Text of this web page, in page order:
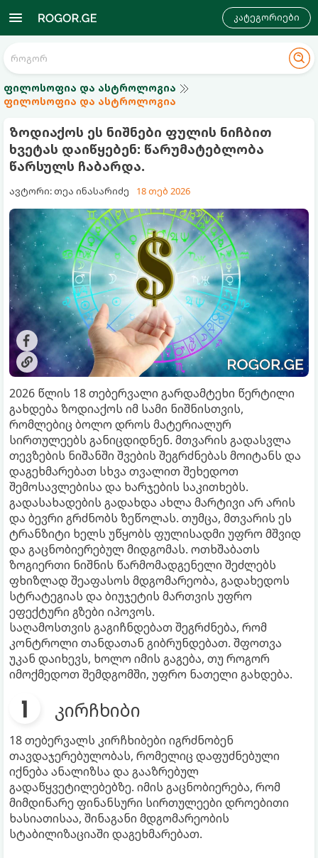
კატეგორიები
ფილოსოფია და ასტროლოგია
ფილოსოფია და ასტროლოგია
ზოდიაქოს ეს ნიშნები ფულის ნიჩბით
ხვეტას დაიწყებენ: წარუმატებლობა
წარსულს ჩაბარდა.
ავტორი: თეა ინასარიძე 18 თებ 2026
2026 წლის 18 თებერვალი გარდამტეხი წერტილი
გახდება ზოდიაქოს იმ სამი ნიშნისთვის,
რომლებიც ბოლო დროს მატერიალურ
სირთულეებს განიცდიდნენ. მთვარის გადასვლა
თევზების ნიშანში შვების შეგრძნებას მოიტანს და
დაგეხმარებათ სხვა თვალით შეხედოთ
შემოსავლებისა და ხარჯების საკითხებს.
გადასახადების გადახდა ახლა მარტივი არ არის
და ბევრი გრძნობს ზეწოლას. თუმცა, მთვარის ეს
ტრანზიტი ხელს უწყობს ფულისადმი უფრო მშვიდ
და გაცნობიერებულ მიდგომას. ოთხშაბათს
ზოგიერთი ნიშნის წარმომადგენელი შეძლებს
ფხიზლად შეაფასოს მდგომარეობა, გადახედოს
სტრატეგიას და ბიუჯეტის მართვის უფრო
ეფექტური გზები იპოვოს.
საღამოსთვის გაგიჩნდებათ შეგრძნება, რომ
კონტროლი თანდათან გიბრუნდებათ. შფოთვა
უკან დაიხევს, ხოლო იმის გაგება, თუ როგორ
იმოქმედოთ შემდგომში, უფრო ნათელი გახდება.
კირჩხიბი
18 თებერვალს კირჩხიბები იგრძნობენ
თავდაჯერებულობას, რომელიც დაფუძნებული
იქნება ანალიზსა და გააზრებულ
გადაწყვეტილებებზე. იმის გაცნობიერება, რომ
მიმდინარე ფინანსური სირთულეები დროებითი
ხასიათისაა, შინაგანი მდგომარეობის
სტაბილიზაციაში დაგეხმარებათ.